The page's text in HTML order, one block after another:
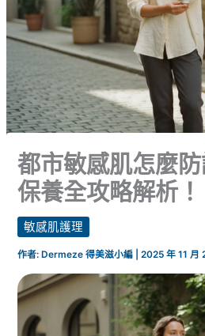
都市敏感肌怎麼
保養全攻略解析！
敏感肌護理
作者: Dermeze 得美滋小編 |2025 年 11 月